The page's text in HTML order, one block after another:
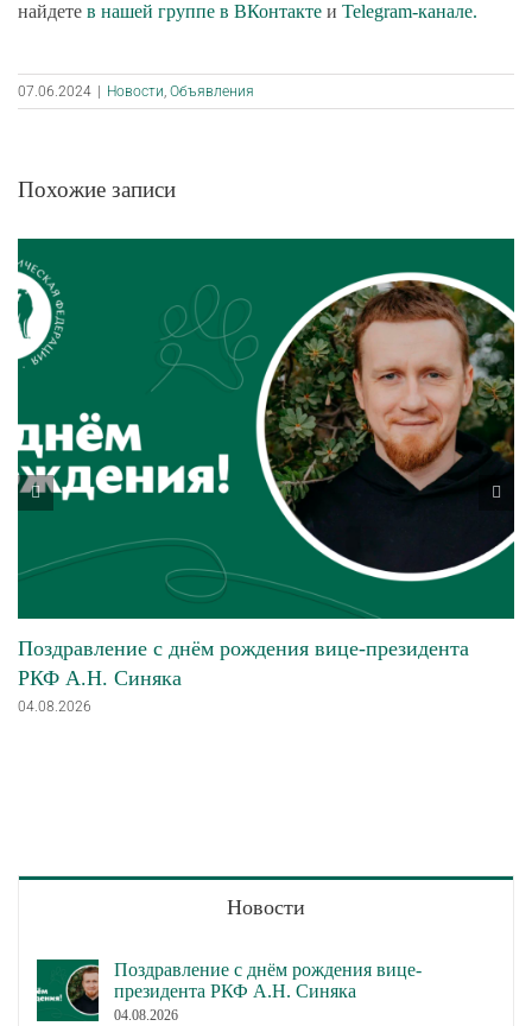
найдете в нашей группе в ВКонтактеи Telegram-канале.
07.06.2024 Новости, Объявления
Похожие записи
Поздравление с днём рождения вице-президента
РКФ А.Н. Синяка
04.08.2026
Новости
Поздравление с днём рождения вице-
президента РКФ А.Н. Синяка
04.08.2026